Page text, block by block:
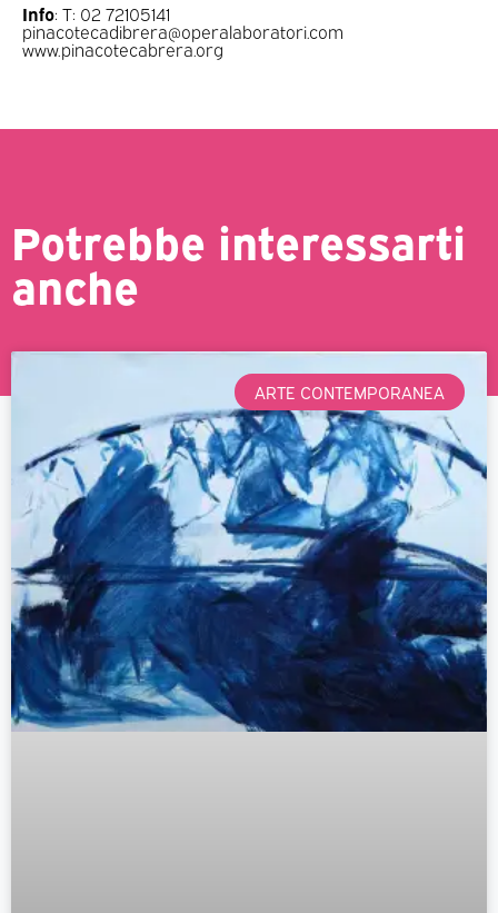
Info: T: 02 72105141
pinacotecadibrera@operalaboratori.com
www.pinacotecabrera.org
Potrebbe interessarti
anche
ARTE CONTEMPORANEA